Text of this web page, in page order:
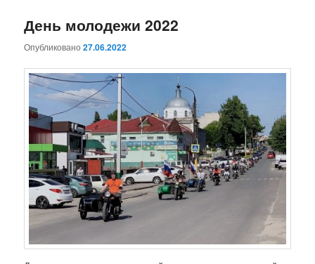
День молодежи 2022
Опубликовано27.06.2022